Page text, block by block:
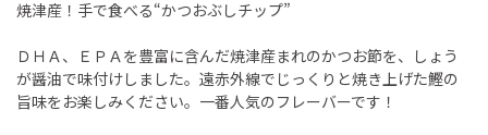
焼津産！手で食べる“かつおぶしチップ”
ＤＨＡ、ＥＰＡを豊富に含んだ焼津産まれのかつお節を、しょう
が醤油で味付けしました。遠赤外線でじっくりと焼き上げた鰹の
旨味をお楽しみください。一番人気のフレーバーです！